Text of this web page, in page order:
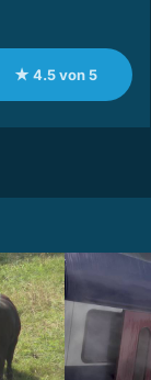
★ 4.5 von 5